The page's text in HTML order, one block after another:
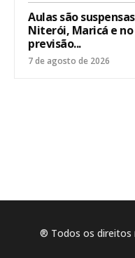
Aulas são
Niterói, Maricá e no
previsão...
7 de agosto de 2026
® Todos os direitos